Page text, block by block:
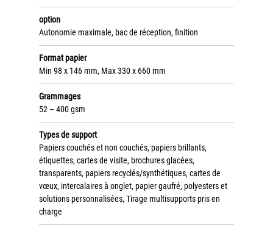
Tel : 04 37 64 64 02
Linkedin
XEROX I Concessionnaire Agrée
Blog
Guide GED
Contact
Newsletter
option
Autonomie maximale, bac de réception, finition
Format papier
Min 98 x 146 mm, Max 330 x 660 mm
Grammages
52 – 400 gsm
Types de support
Papiers couchés et non couchés, papiers brillants,
étiquettes, cartes de visite, brochures glacées,
transparents, papiers recyclés/synthétiques, cartes de
vœux, intercalaires à onglet, papier gaufré, polyesters et
solutions personnalisées, Tirage multisupports pris en
charge